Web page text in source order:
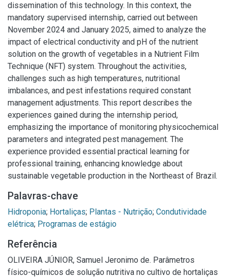
dissemination of this technology. In this context, the
mandatory supervised internship, carried out between
November 2024 and January 2025, aimed to analyze the
impact of electrical conductivity and pH of the nutrient
solution on the growth of vegetables in a Nutrient Film
Technique (NFT) system. Throughout the activities,
challenges such as high temperatures, nutritional
imbalances, and pest infestations required constant
management adjustments. This report describes the
experiences gained during the internship period,
emphasizing the importance of monitoring physicochemical
parameters and integrated pest management. The
experience provided essential practical learning for
professional training, enhancing knowledge about
sustainable vegetable production in the Northeast of Brazil.
Palavras-chave
Hidroponia; Hortaliças; Plantas - Nutrição; Condutividade
elétrica; Programas de estágio
Referência
OLIVEIRA JÚNIOR, Samuel Jeronimo de. Parâmetros
físico-químicos de solução nutritiva no cultivo de hortaliças